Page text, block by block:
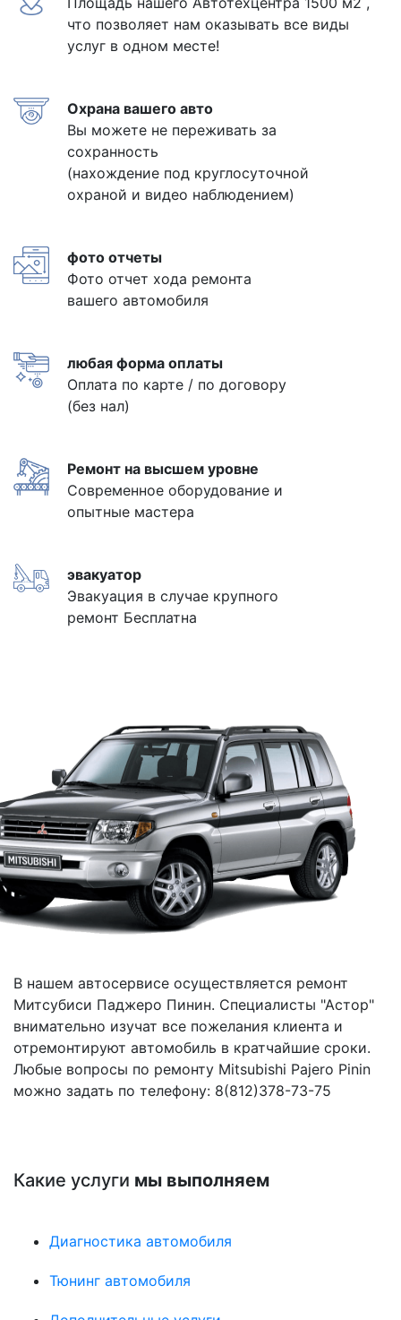
что позволяет нам оказывать все виды
услуг в одном месте!
Охрана вашего авто
Вы можете не переживать за
сохранность
(нахождение под круглосуточной
охраной и видео наблюдением)
фото отчеты
Фото отчет хода ремонта
вашего автомобиля
любая форма оплаты
Оплата по карте / по договору
(без нал)
Ремонт на высшем уровне
Современное оборудование и
опытные мастера
эвакуатор
Эвакуация в случае крупного
ремонт Бесплатна
В нашем автосервисе осуществляется ремонт
Митсубиси Паджеро Пинин. Специалисты "Астор"
внимательно изучат все пожелания клиента и
отремонтируют автомобиль в кратчайшие сроки.
Любые вопросы по ремонту Mitsubishi Pajero Pinin
можно задать по телефону: 8(812)378-73-75
Какие услуги мы выполняем
Диагностика автомобиля
Тюнинг автомобиля